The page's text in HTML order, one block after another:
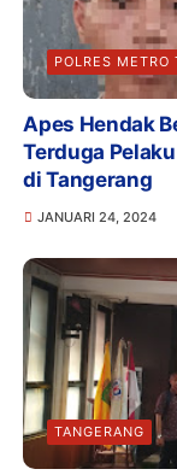
POLRES METRO
Apes Hendak
Terduga
di Tangerang
JANUARI 24, 2024
TANGERANG